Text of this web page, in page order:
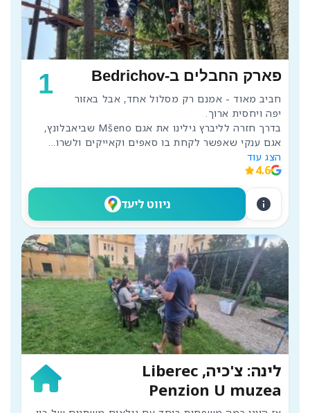
1 פארק החבלים ב-Bedrichov
אגם ענקי שאפשר לקחת בו סאפים וקאייקים ולשרו
הצג עוד
4.6
ניווט ליעד info
לינה: צ'כיה, Liberec
Penzion U muzea